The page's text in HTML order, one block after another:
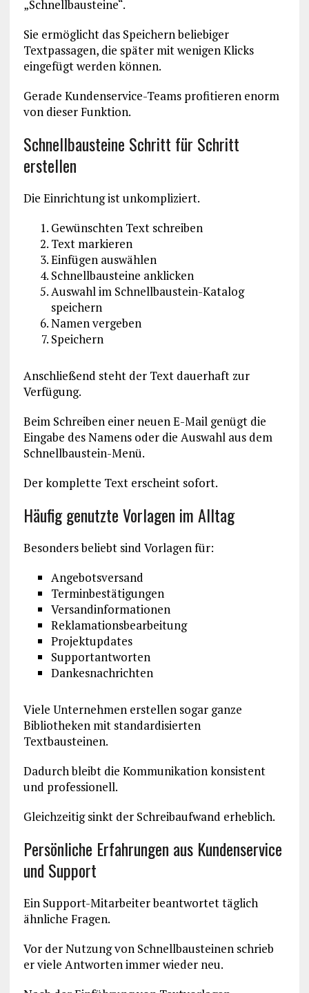
„Schnellbausteine“.
Sie ermöglicht das Speichern beliebiger
Textpassagen, die später mit wenigen Klicks
eingefügt werden können.
Gerade Kundenservice-Teams profitieren enorm
von dieser Funktion.
Schnellbausteine Schritt für Schritt
erstellen
Die Einrichtung ist unkompliziert.
Gewünschten Text schreiben
Text markieren
Einfügen auswählen
Schnellbausteine anklicken
Auswahl im Schnellbaustein-Katalog
speichern
Namen vergeben
Speichern
Anschließend steht der Text dauerhaft zur
Verfügung.
Beim Schreiben einer neuen E-Mail genügt die
Eingabe des Namens oder die Auswahl aus dem
Schnellbaustein-Menü.
Der komplette Text erscheint sofort.
Häufig genutzte Vorlagen im Alltag
Besonders beliebt sind Vorlagen für:
Angebotsversand
Terminbestätigungen
Versandinformationen
Reklamationsbearbeitung
Projektupdates
Supportantworten
Dankesnachrichten
Viele Unternehmen erstellen sogar ganze
Bibliotheken mit standardisierten
Textbausteinen.
Dadurch bleibt die Kommunikation konsistent
und professionell.
Gleichzeitig sinkt der Schreibaufwand erheblich.
Persönliche Erfahrungen aus Kundenservice
und Support
Ein Support-Mitarbeiter beantwortet täglich
ähnliche Fragen.
Vor der Nutzung von Schnellbausteinen schrieb
er viele Antworten immer wieder neu.